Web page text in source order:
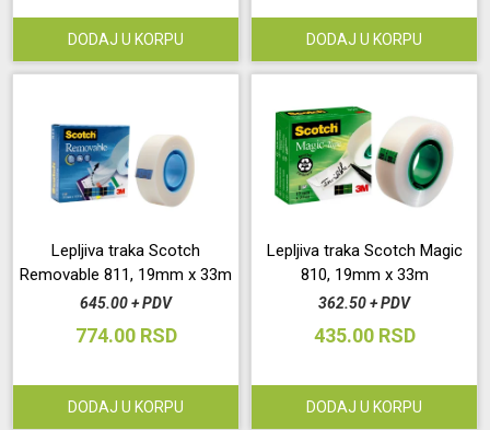
DODAJ U KORPU DODAJ U KORPU
Lepljiva traka Scotch
Removable 811, 19mm x 33m
645.00 + PDV
774.00 RSD
DODAJ U KORPU
Lepljiva traka Scotch Magic
810, 19mm x 33m
362.50 + PDV
435.00 RSD
DODAJ U KORPU